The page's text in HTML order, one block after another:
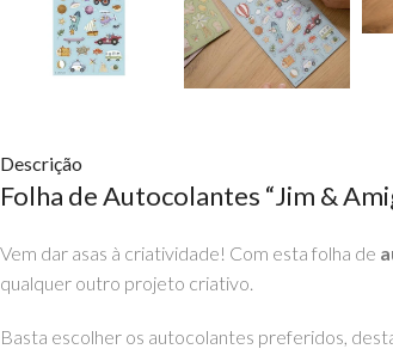
Descrição
Folha de Autocolantes “Jim &
Vem dar asas à criatividade! Com esta folha de
qualquer outro projeto criativo.
Basta escolher os autocolantes preferidos,